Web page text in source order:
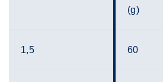
(g)
1,5 60